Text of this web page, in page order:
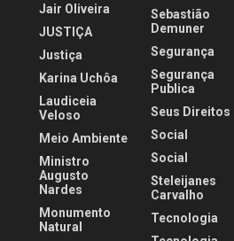
Jair Oliveira
JUSTIÇA
Justiça
Karina Uchôa
Laudiceia
Veloso
Meio Ambiente
Ministro
Augusto
Nardes
Monumento
Natural
Sebastião
Demuner
Segurança
Segurança
Publica
Seus Direitos
Social
Social
Steleijanes
Carvalho
Tecnologia